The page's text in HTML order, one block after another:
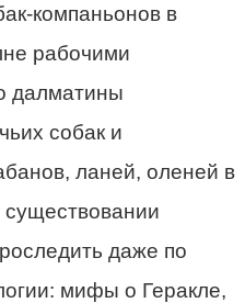
компаньонов в
рабочими
далматины
собак и
ланей, оленей в
существовании
даже по
мифы о Геракле,